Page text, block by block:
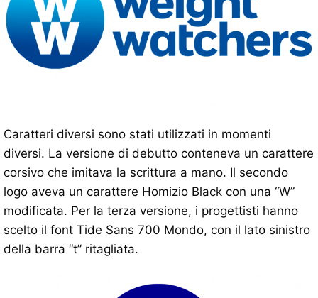
Caratteri diversi sono stati utilizzati in momenti
diversi. La versione di debutto conteneva un carattere
corsivo che imitava la scrittura a mano. Il secondo
logo aveva un carattere Homizio Black con una “W”
modificata. Per la terza versione, i progettisti hanno
scelto il font Tide Sans 700 Mondo, con il lato sinistro
della barra “t” ritagliata.